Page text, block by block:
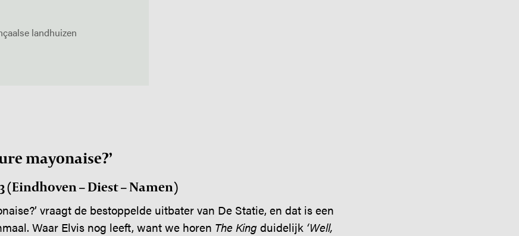
landhuizen
mayonaise?’
(Eindhoven – Diest – Namen)
vraagt de bestoppelde uitbater van De Statie, en dat is een
Waar Elvis nog leeft, want we horen The King duidelijk ‘Well,